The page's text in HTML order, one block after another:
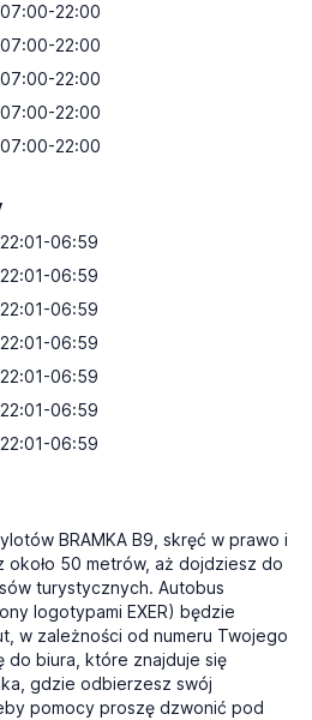
07:00-22:00
07:00-22:00
07:00-22:00
07:00-22:00
07:00-22:00
22:01-06:59
22:01-06:59
22:01-06:59
22:01-06:59
22:01-06:59
22:01-06:59
22:01-06:59
BRAMKA B9, skręć w prawo i
około 50 metrów, aż dojdziesz do
turystycznych. Autobus
logotypami EXER) będzie
w zależności od numeru Twojego
do biura, które znajduje się
gdzie odbierzesz swój
pomocy proszę dzwonić pod